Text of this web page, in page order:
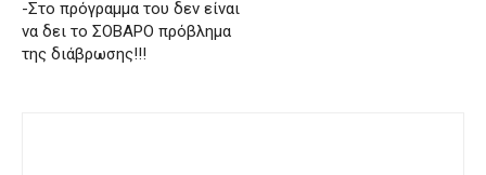
-Στο πρόγραμμα του δεν είναι
να δει το ΣΟΒΑΡΟ πρόβλημα
της διάβρωσης!!!